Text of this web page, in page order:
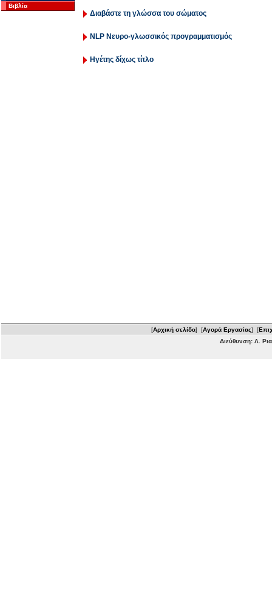
Βιβλία
Διαβάστε τη γλώσσα του σώματος
NLP Νευρο-γλωσσικός προγραμματισμός
Ηγέτης δίχως τίτλο
[Αρχική σελίδα] [Αγορά Εργασίας] [
Διεύθυνση: Λ.